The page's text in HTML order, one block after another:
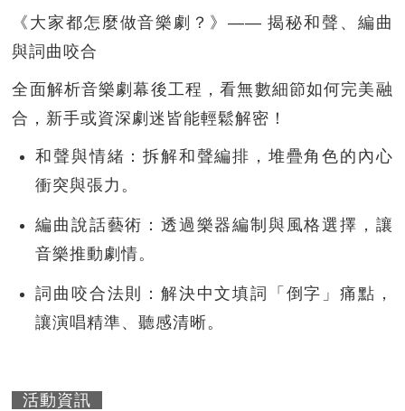
《大家都怎麼做音樂劇？》—— 揭秘和聲、編曲
與詞曲咬合
全面解析音樂劇幕後工程，看無數細節如何完美融
合，新手或資深劇迷皆能輕鬆解密！
和聲與情緒：拆解和聲編排，堆疊角色的內心
衝突與張力。
編曲說話藝術：透過樂器編制與風格選擇，讓
音樂推動劇情。
詞曲咬合法則：解決中文填詞「倒字」痛點，
讓演唱精準、聽感清晰。
活動資訊